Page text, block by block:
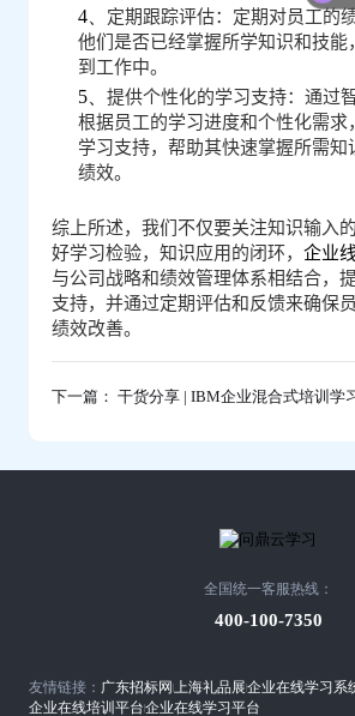
4、 定期跟踪评估：定期对员工的
他们是否已经掌握所学知识和技能
到工作中。
5、 提供个性化的学习支持：通过
根据员工的学习进度和个性化需求
学习支持，帮助其快速掌握所需
绩效。
综上所述，我们不仅要关注知识输入
好学习检验，知识应用的闭环， 企业
与公司战略和绩效管理体系相结合，
支持，并通过定期评估和反馈来确保
绩效改善。
下一篇： 干货分享 | IBM企业混合式培训学
友情链接： 广东招标网 上海礼品展企业在线学习系
企业在线培训平台企业在线学习平台
全国统一客服热线：
400-100-7350